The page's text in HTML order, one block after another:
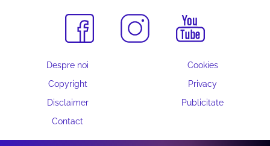
Despre noi
Cookies
Copyright
Privacy
Disclaimer
Publicitate
Contact